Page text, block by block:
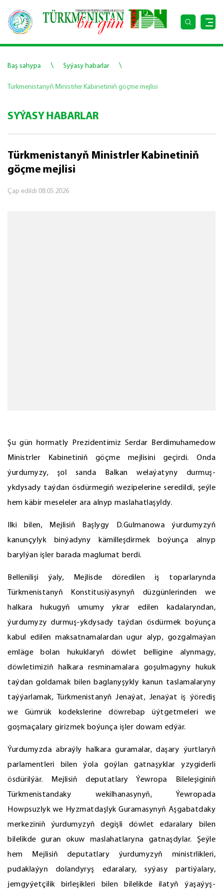
Baş sahypa \ Syýasy habarlar \
Türkmenistanyň Ministrler Kabinetiniň göçme mejlisi
SYÝASY HABARLAR
Türkmenistanyň Ministrler Kabinetiniň
göçme mejlisi
Çap edildi 08.05.2026
Şu gün hormatly Prezidentimiz Serdar Berdimuhamedow
Ministrler Kabinetiniň göçme mejlisini geçirdi. Onda
ýurdumyzy, şol sanda Balkan welaýatyny durmuş-
ykdysady taýdan ösdürmegiň wezipelerine seredildi, şeýle
hem käbir meseleler ara alnyp maslahatlaşyldy.
Ilki bilen, Mejlisiň Başlygy D.Gulmanowa ýurdumyzyň
kanunçylyk binýadyny kämilleşdirmek boýunça alnyp
barylýan işler barada maglumat berdi.
Bellenilişi ýaly, Mejlisde döredilen iş toparlarynda
Türkmenistanyň Konstitusiýasynyň düzgünlerinden we
halkara hukugyň umumy ykrar edilen kadalaryndan,
ýurdumyzy durmuş-ykdysady taýdan ösdürmek boýunça
kabul edilen maksatnamalardan ugur alyp, gozgalmaýan
emläge bolan hukuklaryň döwlet belligine alynmagy,
döwletimiziň halkara resminamalara goşulmagyny hukuk
taýdan goldamak bilen baglanyşykly kanun taslamalaryny
taýýarlamak, Türkmenistanyň Jenaýat, Jenaýat iş ýörediş
we Gümrük kodekslerine döwrebap üýtgetmeleri we
goşmaçalary girizmek boýunça işler dowam edýär.
Ýurdumyzda abraýly halkara guramalar, daşary ýurtlaryň
parlamentleri bilen ýola goýlan gatnaşyklar yzygiderli
ösdürilýär. Mejlisiň deputatlary Ýewropa Bileleşiginiň
Türkmenistandaky wekilhanasynyň, Ýewropada
Howpsuzlyk we Hyzmatdaşlyk Guramasynyň Aşgabatdaky
merkeziniň ýurdumyzyň degişli döwlet edaralary bilen
bilelikde guran okuw maslahatlaryna gatnaşdylar. Şeýle
hem Mejlisiň deputatlary ýurdumyzyň ministrlikleri,
pudaklaýyn dolandyryş edaralary, syýasy partiýalary,
jemgyýetçilik birleşikleri bilen bilelikde ilatyň ýaşaýyş-